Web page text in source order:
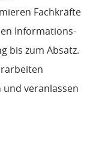
Fachkräfte
Informations-
bis zum Absatz.
veranlassen